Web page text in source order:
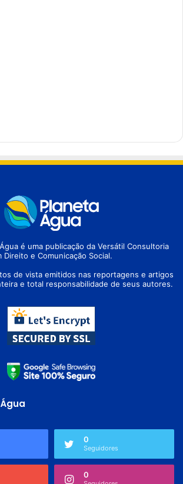
é uma publicação da Versátil Consultoria
Direito e Comunicação Social.
de vista emitidos nas reportagens e artigos
e total responsabilidade de seus autores.
0
Seguidores
0